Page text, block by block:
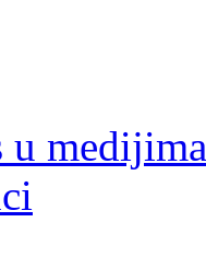
u medijima